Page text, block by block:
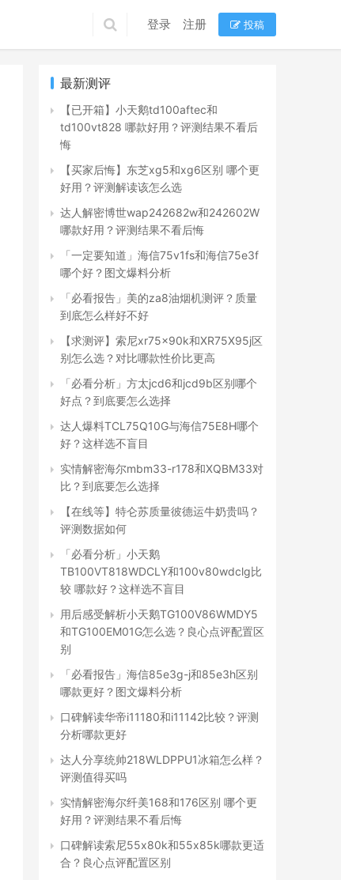
登录 注册 投稿
最新测评
【已开箱】小天鹅td100aftec和
td100vt828 哪款好用？评测结果不看后
悔
【买家后悔】东芝xg5和xg6区别 哪个更
好用？评测解读该怎么选
达人解密博世wap242682w和242602W
哪款好用？评测结果不看后悔
「一定要知道」海信75v1fs和海信75e3f
哪个好？图文爆料分析
「必看报告」美的za8油烟机测评？质量
到底怎么样好不好
【求测评】索尼xr75x90k和XR75X95j区
别怎么选？对比哪款性价比更高
「必看分析」方太jcd6和jcd9b区别哪个
好点？到底要怎么选择
达人爆料TCL75Q10G与海信75E8H哪个
好？这样选不盲目
实情解密海尔mbm33-r178和XQBM33对
比？到底要怎么选择
【在线等】特仑苏质量彼德运牛奶贵吗？
评测数据如何
「必看分析」小天鹅
TB100VT818WDCLY和100v80wdclg比
较 哪款好？这样选不盲目
用后感受解析小天鹅TG100V86WMDY5
和TG100EM01G怎么选？良心点评配置区
别
「必看报告」海信85e3g-j和85e3h区别
哪款更好？图文爆料分析
口碑解读华帝i11180和i11142比较？评测
分析哪款更好
达人分享统帅218WLDPPU1冰箱怎么样？
评测值得买吗
实情解密海尔纤美168和176区别 哪个更
好用？评测结果不看后悔
口碑解读索尼55x80k和55x85k哪款更适
合？良心点评配置区别